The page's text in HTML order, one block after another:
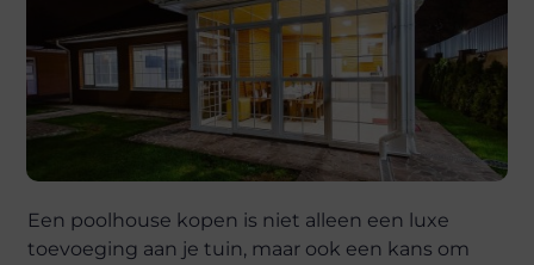
Een poolhouse kopen is niet alleen een luxe
toevoeging aan je tuin, maar ook een kans om